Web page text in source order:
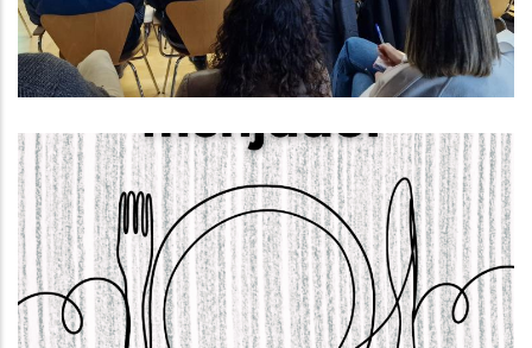
El Dia 22 D’abril S’obrirà El Termini
Per Sol·licitar Els Ajuts De
Menjador Escolar Per Al Curs 2025-
2026.